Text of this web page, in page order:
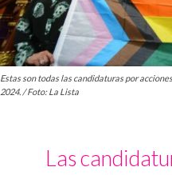
Estas son todas las candidaturas por
2024. / Foto: La Lista
Las